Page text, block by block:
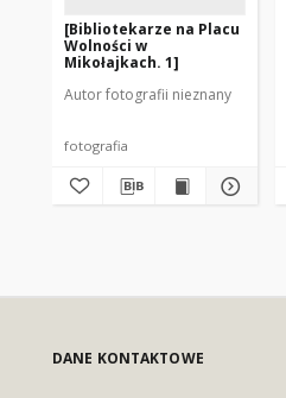
[Bibliotekarze na Placu
Wolności w
Mikołajkach. 1]
Autor fotografii nieznany
fotografia
DANE KONTAKTOWE